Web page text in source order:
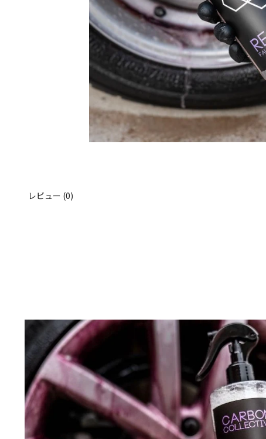
レビュー (0)